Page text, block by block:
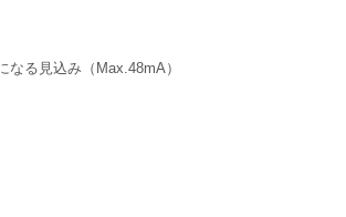
る見込み（Max.48mA）